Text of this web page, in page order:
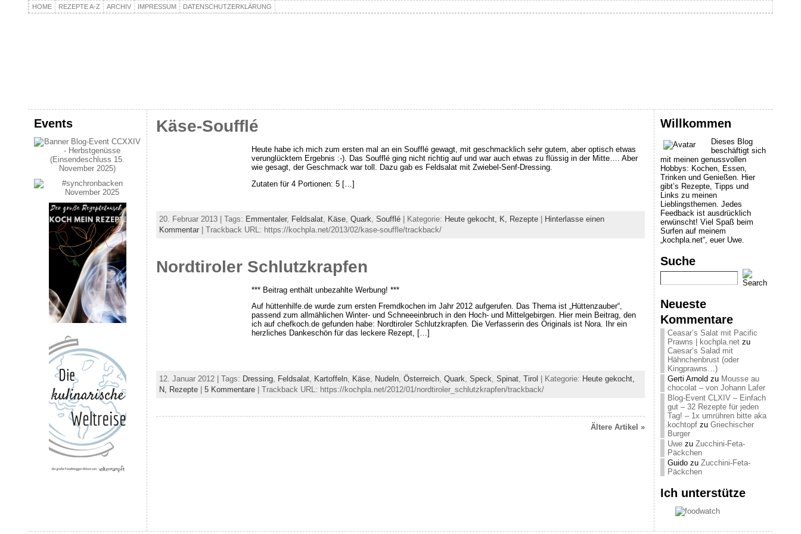
HOME REZEPTE A-Z ARCHIV IMPRESSUM DATENSCHUTZERKLÄRUNG
Events Käse-Soufflé
Heute habe ich mich zum ersten mal an ein Soufflé gewagt, mit geschmacklich sehr gutem, aber optisch etwas
verunglücktem Ergebnis :-). Das Soufflé ging nicht richtig auf und war auch etwas zu flüssig in der Mitte…. Aber
wie gesagt, der Geschmack war toll. Dazu gab es Feldsalat mit Zwiebel-Senf-Dressing.
Zutaten für 4 Portionen: 5 […]
20. Februar 2013 | Tags: Emmentaler, Feldsalat Käse Quark Soufflé | Kategorie: Heute gekocht, K, Rezepte
Hinterlasse einen
Kommentar | Trackback URL: https://kochpla.net/2013/02/kase-souffle/trackback/
Nordtiroler Schlutzkrapfen
*** Beitrag enthält unbezahlte Werbung! ***
Auf hüttenhilfe.de wurde zum ersten Fremdkochen im Jahr 2012 aufgerufen. Das Thema ist „Hüttenzauber“,
passend zum allmählichen Winter- und Schneeeinbruch in den Hoch- und Mittelgebirgen. Hier mein Beitrag, den
ich auf chefkoch.de gefunden habe: Nordtiroler Schlutzkrapfen. Die Verfasserin des Originals ist Nora. Ihr ein
herzliches Dankeschön für das leckere Rezept, […]
12. Januar 2012 | Tags: Dressing Feldsalat Kartoffeln Käse Nudeln Österreich Quark Speck Spinat Tirol | Kategorie: Heute gekocht,
N, Rezepte | 5 Kommentare | Trackback URL: https://kochpla.net/2012/01/nordtiroler_schlutzkrapfen/trackback/
Ältere Artikel »
Willkommen
Dieses Blog
beschäftigt sich
mit meinen genussvollen
Hobbys: Kochen, Essen,
Trinken und Genießen. Hier
gibt’s Rezepte, Tipps und
Links zu meinen
Lieblingsthemen. Jedes
Feedback ist ausdrücklich
erwünscht! Viel Spaß beim
Surfen auf meinem
„kochpla.net“, euer Uwe.
Suche
Neueste
Kommentare
Ceasar’s Salat mit Pacific
Prawns | kochpla.net zu
Caesar’s Salad mit
Hähnchenbrust (oder
Kingprawns…)
Gerti Arnold zu Mousse au
chocolat – von Johann Lafer
Blog-Event CLXIV – Einfach
gut – 32 Rezepte für jeden
Tag! – 1x umrühren bitte aka
kochtopf zu Griechischer
Burger
Uwe zu Zucchini-Feta-
Päckchen
Guido zu Zucchini-Feta-
Päckchen
Ich unterstütze